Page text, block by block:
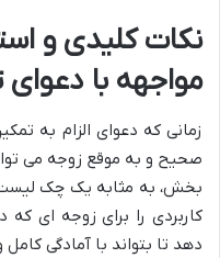
نکات کلیدی و
مواجهه با
زمانی که دعوای الزام به
صحیح و به موقع زوجه می
بخش، به مثابه یک چک لیست
کاربردی را برای زوجه ای که
دهد تا بتواند با آمادگی